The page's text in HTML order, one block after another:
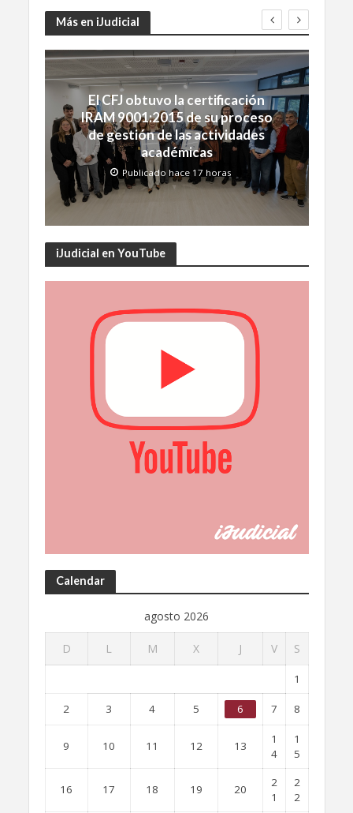
Más en iJudicial
El CFJ obtuvo la certificación
IRAM 9001:2015 de su proceso
de gestión de las actividades
académicas
Publicado hace 17 horas
iJudicial en YouTube
Calendar
agosto 2026
D L M X J V S
1
2 3 4 5 6 7 8
9 10 11 12 13
1
4
1
5
16 17 18 19 20
2
1
2
2